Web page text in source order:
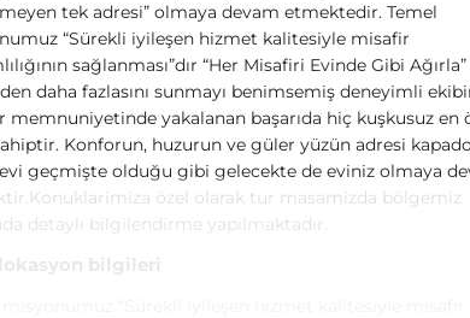
tek adresi” olmaya devam etmektedir. Temel
“Sürekli iyileşen hizmet kalitesiyle misafir
sağlanması”dır “Her Misafiri Evinde Gibi Ağırla”
daha fazlasını sunmayı benimsemiş deneyimli
memnuniyetinde yakalanan başarıda hiç kuşkusuz en
Konforun, huzurun ve güler yüzün adresi
geçmişte olduğu gibi gelecekte de eviniz olmaya
özel olarak tur masamizda bölgemiz
detaylı bilgilendirme yapılmaktadır.